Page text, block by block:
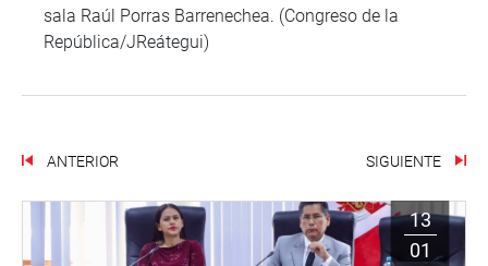
sala Raúl Porras Barrenechea. (Congreso de la
República/JReátegui)
ANTERIOR SIGUIENTE
13
01